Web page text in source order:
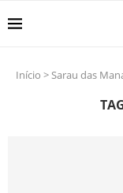
Início >Sarau das